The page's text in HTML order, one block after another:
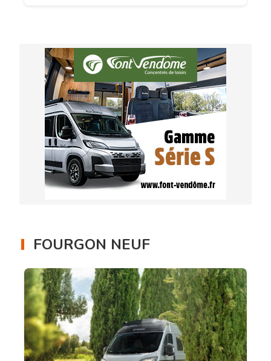
FOURGON NEUF